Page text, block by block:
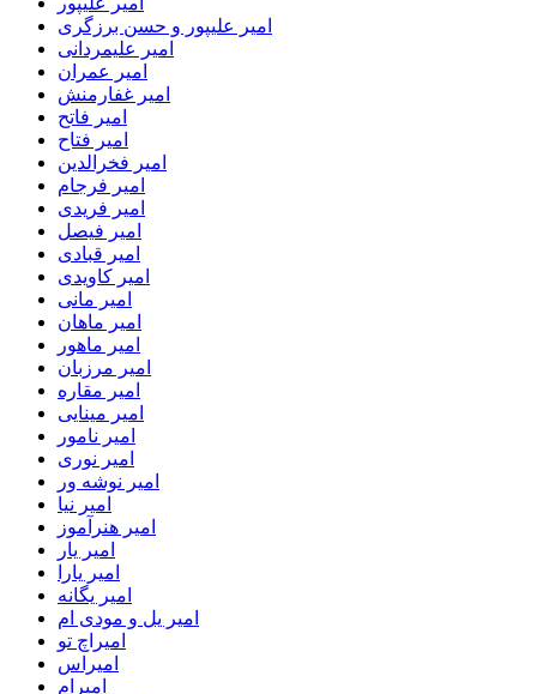
امیر علیپور و حسن برزگری
امیر علیمردانی
امیر عمران
امیر غفارمنش
امیر فاتح
امیر فتاح
امیر فخرالدین
امیر فرجام
امیر فریدی
امیر فیصل
امیر قبادی
امیر کاویدی
امیر مانی
امیر ماهان
امیر ماهور
امیر مرزبان
امیر مقاره
امیر مینایی
امیر نامور
امیر نوری
امیر نوشه ور
امیر نیا
امیر هنرآموز
امیر یار
امیر یارا
امیر یگانه
امیر یل و مودی ام
امیراچ تو
امیراس
امیرام